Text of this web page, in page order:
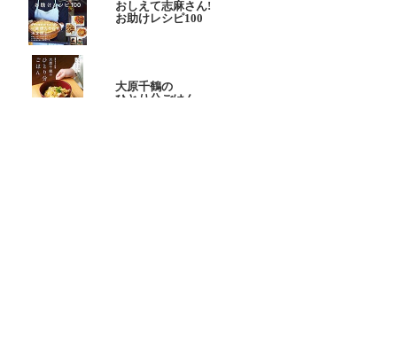
おしえて志麻さん!
お助けレシピ100
大原千鶴の
ひとり分ごはん